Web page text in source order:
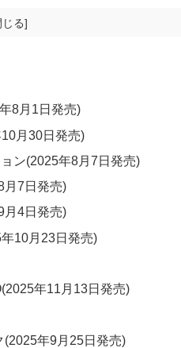
8月1日発売)
月30日発売)
ン(2025年8月7日発売)
月7日発売)
月4日発売)
10月23日発売)
年11月13日発売)
(2025年9月25日発売)